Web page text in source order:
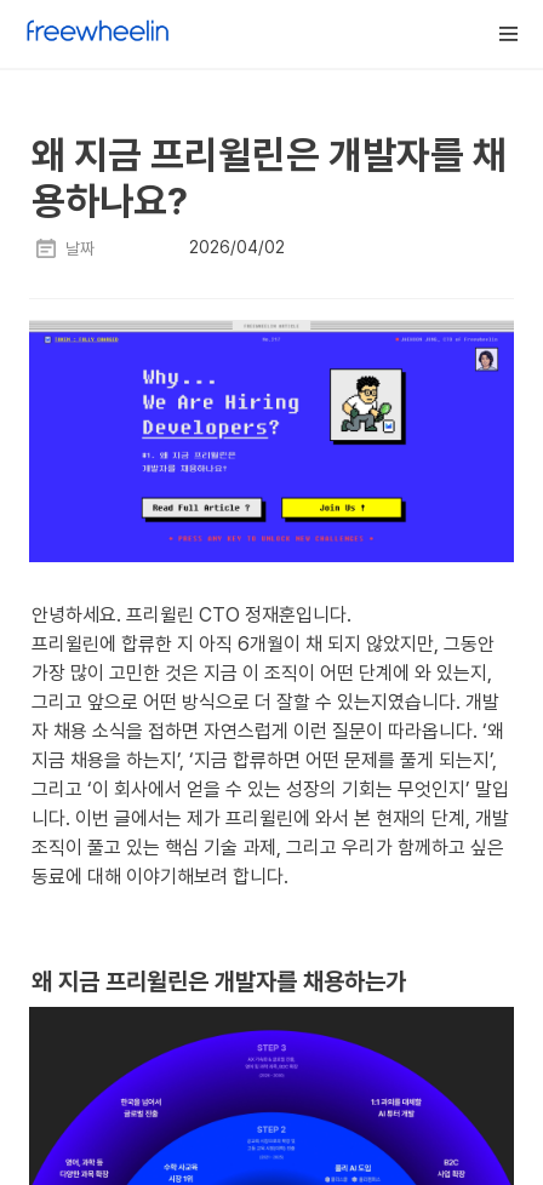
왜 지금 프리윌린은 개발자를 채
용하나요?
날짜 2026/04/02
안녕하세요. 프리윌린 CTO 정재훈입니다.
프리윌린에 합류한 지 아직 6개월이 채 되지 않았지만, 그동안
가장 많이 고민한 것은 지금 이 조직이 어떤 단계에 와 있는지,
그리고 앞으로 어떤 방식으로 더 잘할 수 있는지였습니다. 개발
자 채용 소식을 접하면 자연스럽게 이런 질문이 따라옵니다. ‘왜
지금 채용을 하는지’, ‘지금 합류하면 어떤 문제를 풀게 되는지’,
그리고 ‘이 회사에서 얻을 수 있는 성장의 기회는 무엇인지’ 말입
니다. 이번 글에서는 제가 프리윌린에 와서 본 현재의 단계, 개발
조직이 풀고 있는 핵심 기술 과제, 그리고 우리가 함께하고 싶은
동료에 대해 이야기해보려 합니다.
왜 지금 프리윌린은 개발자를 채용하는가